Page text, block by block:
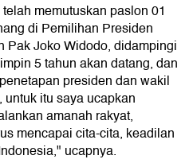
memutuskan paslon 01
di Pemilihan Presiden
Pak Joko Widodo, didampingi
5 tahun akan datang, dan
presiden dan wakil
itu saya ucapkan
amanah rakyat,
mencapai cita-cita, keadilan
ucapnya.